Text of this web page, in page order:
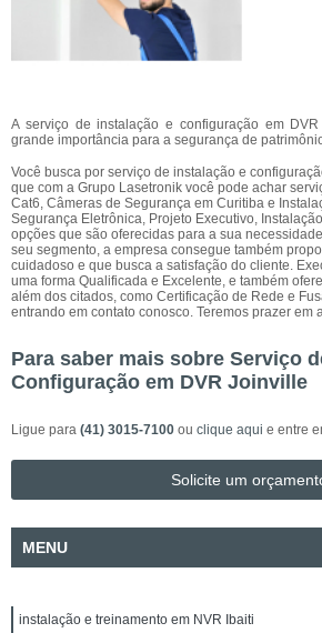
A serviço de instalação e configuração em
grande importância para a segurança de
Você busca por serviço de instalação e
que com a Grupo Lasetronik você pode achar
Cat6, Câmeras de Segurança em Curitiba e
Segurança Eletrônica, Projeto Executivo,
opções que são oferecidas para a sua
seu segmento, a empresa consegue também
cuidadoso e que busca a satisfação do cliente.
uma forma Qualificada e Excelente, e também
além dos citados, como Certificação de Rede e
entrando em contato conosco. Teremos prazer em
Para saber mais sobre Serviço
Configuração em DVR Joinville
Ligue para (41) 3015-7100 ou clique aqui e entre
Solicite um
MENU
instalação e treinamento em NVR Ibaiti